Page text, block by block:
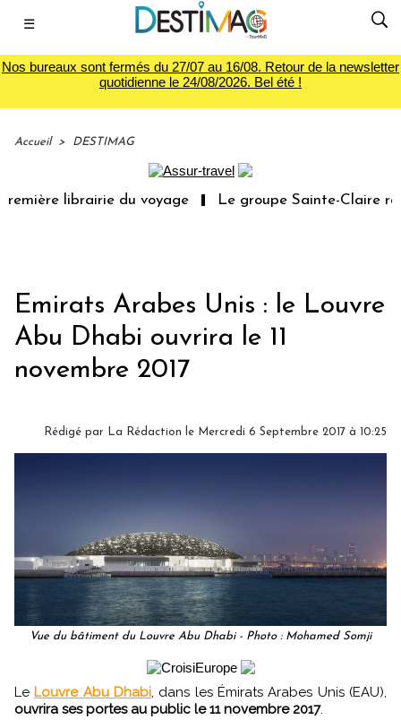
☰
Nos bureaux sont fermés du 27/07 au 16/08. Retour de la newsletter
quotidienne le 24/08/2026. Bel été !
Accueil > DESTIMAG
librairie du voyage Le groupe Sainte-Claire
Emirats Arabes Unis : le Louvre
Abu Dhabi ouvrira le 11
novembre 2017
Rédigé par La Rédaction le Mercredi 6 Septembre 2017 à 10:25
Vue du bâtiment du Louvre Abu Dhabi - Photo : Mohamed Somji
Le Louvre Abu Dhabi, dans les Émirats Arabes Unis (EAU),
ouvrira ses portes au public le 11 novembre 2017.